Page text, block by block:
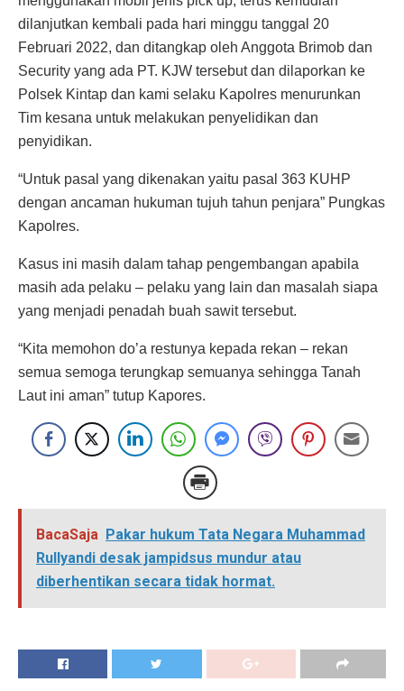
dilanjutkan kembali pada hari minggu tanggal 20
Februari 2022, dan ditangkap oleh Anggota Brimob dan
Security yang ada PT. KJW tersebut dan dilaporkan ke
Polsek Kintap dan kami selaku Kapolres menurunkan
Tim kesana untuk melakukan penyelidikan dan
penyidikan.
“Untuk pasal yang dikenakan yaitu pasal 363 KUHP
dengan ancaman hukuman tujuh tahun penjara” Pungkas
Kapolres.
Kasus ini masih dalam tahap pengembangan apabila
masih ada pelaku – pelaku yang lain dan masalah siapa
yang menjadi penadah buah sawit tersebut.
“Kita memohon do’a restunya kepada rekan – rekan
semua semoga terungkap semuanya sehingga Tanah
Laut ini aman” tutup Kapores.
BacaSaja Pakar hukum Tata Negara Muhammad
Rullyandi desak jampidsus mundur atau
diberhentikan secara tidak hormat.